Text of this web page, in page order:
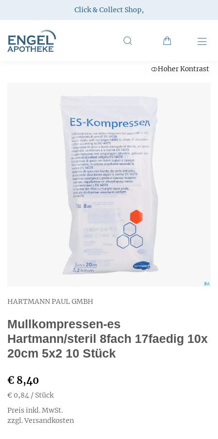
Click & Collect Shop,
Hoher Kontrast
HARTMANN PAUL GMBH
Mullkompressen-es
Hartmann/steril 8fach 17faedig 10x
20cm 5x2 10 Stück
€ 8,40
€ 0,84 / Stück
Preis inkl. MwSt.
zzgl. Versandkosten